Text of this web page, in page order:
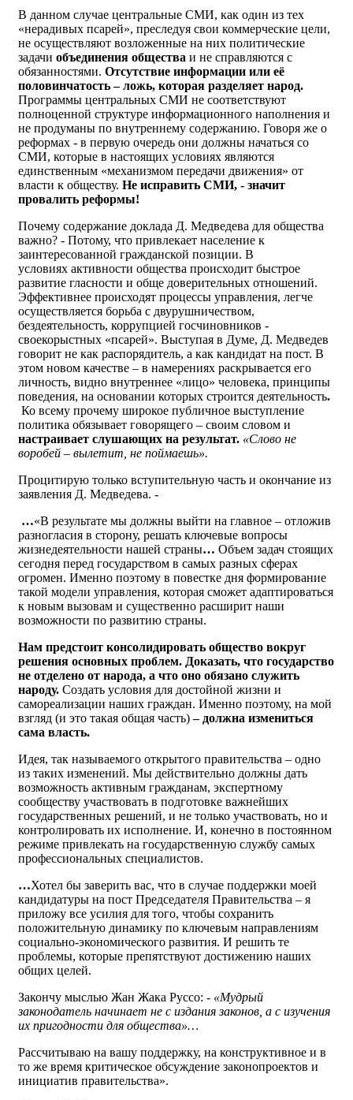
В данном случае центральные СМИ, как один из тех
«нерадивых псарей», преследуя свои коммерческие цели,
не осуществляют возложенные на них политические
задачи объединения общества и не справляются с
обязанностями. Отсутствие информации или её
половинчатость – ложь, которая разделяет народ.
Программы центральных СМИ не соответствуют
полноценной структуре информационного наполнения и
не продуманы по внутреннему содержанию. Говоря же о
реформах - в первую очередь они должны начаться со
СМИ, которые в настоящих условиях являются
единственным «механизмом передачи движения» от
власти к обществу. Не исправить СМИ, - значит
провалить реформы!
Почему содержание доклада Д. Медведева для общества
важно? - Потому, что привлекает население к
заинтересованной гражданской позиции. В
условиях активности общества происходит быстрое
развитие гласности и обще доверительных отношений.
Эффективнее происходят процессы управления, легче
осуществляется борьба с двурушничеством,
бездеятельность, коррупцией госчиновников -
своекорыстных «псарей». Выступая в Думе, Д. Медведев
говорит не как распорядитель, а как кандидат на пост. В
этом новом качестве – в намерениях раскрывается его
личность, видно внутреннее «лицо» человека, принципы
поведения, на основании которых строится деятельность.
Ко всему прочему широкое публичное выступление
политика обязывает говорящего – своим словом и
настраивает слушающих на результат. «Слово не
воробей – вылетит, не поймаешь».
Процитирую только вступительную часть и окончание из
заявления Д. Медведева. -
…«В результате мы должны выйти на главное – отложив
разногласия в сторону, решать ключевые вопросы
жизнедеятельности нашей страны… Объем задач стоящих
сегодня перед государством в самых разных сферах
огромен. Именно поэтому в повестке дня формирование
такой модели управления, которая сможет адаптироваться
к новым вызовам и существенно расширит наши
возможности по развитию страны.
Нам предстоит консолидировать общество вокруг
решения основных проблем. Доказать, что государство
не отделено от народа, а что оно обязано служить
народу. Создать условия для достойной жизни и
самореализации наших граждан. Именно поэтому, на мой
взгляд (и это такая общая часть)– должна измениться
сама власть.
Идея, так называемого открытого правительства – одно
из таких изменений. Мы действительно должны дать
возможность активным гражданам, экспертному
сообществу участвовать в подготовке важнейших
государственных решений, и не только участвовать, но и
контролировать их исполнение. И, конечно в постоянном
режиме привлекать на государственную службу самых
профессиональных специалистов.
…Хотел бы заверить вас, что в случае поддержки моей
кандидатуры на пост Председателя Правительства – я
приложу все усилия для того, чтобы сохранить
положительную динамику по ключевым направлениям
социально-экономического развития. И решить те
проблемы, которые препятствуют достижению наших
общих целей.
Закончу мыслью Жан Жака Руссо: - «Мудрый
законодатель начинает не с издания законов, а с изучения
их пригодности для общества»…
Рассчитываю на вашу поддержку, на конструктивное и в
то же время критическое обсуждение законопроектов и
инициатив правительства».